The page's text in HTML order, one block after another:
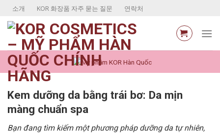
Skip
content
소개 KOR 화장품 자주 묻는 질문 연락처
Kem dưỡng da bằng trái bơ: Da mịn
màng chuẩn spa
Bạn đang tìm kiếm một phương pháp dưỡng da tự nhiên,